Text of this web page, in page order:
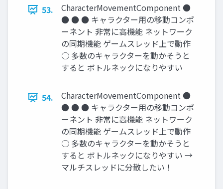
53.
CharacterMovementComponent ●
● ● ● キャラクター用の移動コンポ
ーネント 非常に高機能 ネットワーク
の同期機能 ゲームスレッド上で動作
○ 多数のキャラクターを動かそうと
すると ボトルネックになりやすい
54.
CharacterMovementComponent ●
● ● ● キャラクター用の移動コンポ
ーネント 非常に高機能 ネットワーク
の同期機能 ゲームスレッド上で動作
○ 多数のキャラクターを動かそうと
すると ボトルネックになりやすい →
マルチスレッドに分散したい！